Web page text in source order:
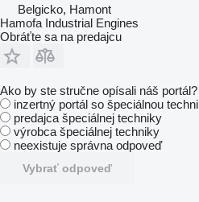
Belgicko, Hamont
Hamofa Industrial Engines
Obráťte sa na predajcu
Ako by ste stručne opísali náš portál?
inzertný portál so špeciálnou
predajca špeciálnej techniky
výrobca špeciálnej techniky
neexistuje správna odpoveď
Vybrať odpoveď